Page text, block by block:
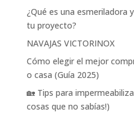
¿Qué es una esmeriladora
tu proyecto?
NAVAJAS VICTORINOX
Cómo elegir el mejor
o casa (Guía 2025)
🏡 Tips para
cosas que no sabías!)